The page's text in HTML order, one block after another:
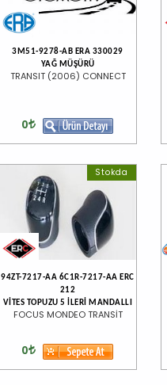
3M51-9278-AB ERA 330029
YAĞ MÜŞÜRÜ
TRANSIT (2006) CONNECT
0
Stokda
94ZT-7217-AA 6C1R-7217-AA ERC
212
VİTES TOPUZU 5 İLERİ MANDALLI
FOCUS MONDEO TRANSİT
0